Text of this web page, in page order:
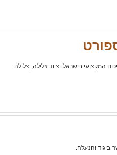
המקצועי בישראל. ציוד צלילה, צלילה
ביגוד והנעלה.